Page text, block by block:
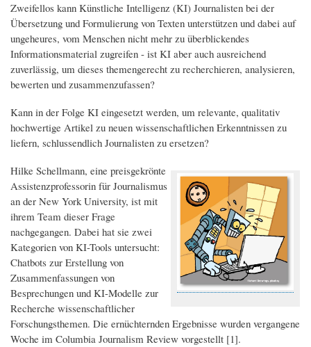
Zweifellos kann Künstliche Intelligenz (KI) Journalisten bei der
Übersetzung und Formulierung von Texten unterstützen und dabei auf
ungeheures, vom Menschen nicht mehr zu überblickendes
Informationsmaterial zugreifen - ist KI aber auch ausreichend
zuverlässig, um dieses themengerecht zu recherchieren, analysieren,
bewerten und zusammenzufassen?
Kann in der Folge KI eingesetzt werden, um relevante, qualitativ
hochwertige Artikel zu neuen wissenschaftlichen Erkenntnissen zu
liefern, schlussendlich Journalisten zu ersetzen?
Hilke Schellmann, eine preisgekrönte
Assistenzprofessorin für Journalismus
an der New York University, ist mit
ihrem Team dieser Frage
nachgegangen. Dabei hat sie zwei
Kategorien von KI-Tools untersucht:
Chatbots zur Erstellung von
Zusammenfassungen von
Besprechungen und KI-Modelle zur
Recherche wissenschaftlicher
Forschungsthemen. Die ernüchternden Ergebnisse wurden vergangene
Woche im Columbia Journalism Review vorgestellt [1].